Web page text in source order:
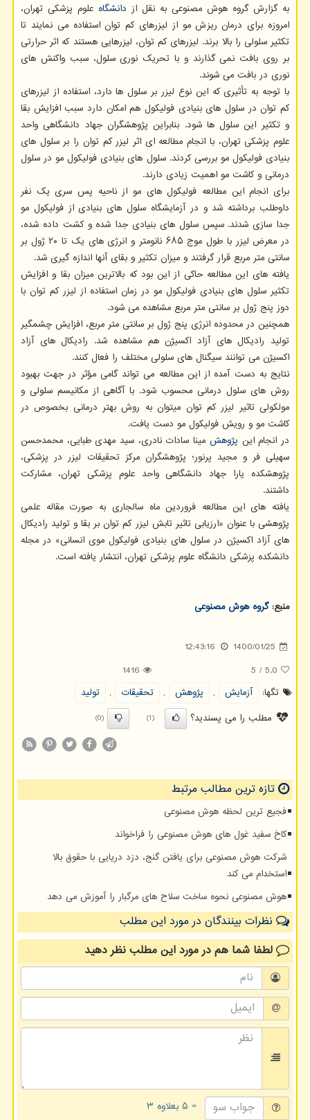
به گزارش گروه هوش مصنوعی به نقل از دانشگاه علوم پزشکی تهران،
امروزه برای درمان ریزش مو از لیزرهای کم توان استفاده می نمایند تا
تکثیر سلولی را بالا برند. لیزرهای کم توان، لیزرهایی هستند که اثر حرارتی
بر روی بافت نمی گذارند و با تحریک نوری سلول، سبب واکنش های
نوری در بافت می شوند.
با توجه به تأثیری که این نوع لیزر بر سلول ها دارد، استفاده از لیزرهای
کم توان در سلول های بنیادی فولیکول هم امکان دارد سبب افزایش بقا
و تکثیر این سلول ها شود. بنابراین پژوهشگران جهاد دانشگاهی واحد
علوم پزشکی تهران، با انجام مطالعه ای اثر لیزر کم توان را بر سلول های
بنیادی فولیکول مو بررسی کردند. سلول های بنیادی فولیکول مو در سلول
درمانی و کاشت مو اهمیت زیادی دارند.
برای انجام این مطالعه فولیکول های مو از ناحیه پس سری یک نفر
داوطلب برداشته شد و در آزمایشگاه سلول های بنیادی از فولیکول مو
جدا سازی شدند. سپس سلول های بنیادی جدا شده و کشت داده شده،
در معرض لیزر با طول موج ۶۸۵ نانومتر و انرژی های یک تا ۲۰ ژول بر
سانتی متر مربع قرار گرفتند و میزان تکثیر و بقای آنها اندازه گیری شد.
یافته های این مطالعه حاکی از این بود که بالاترین میزان بقا و افزایش
تکثیر سلول های بنیادی فولیکول مو در زمان استفاده از لیزر کم توان با
دوز پنج ژول بر سانتی متر مربع مشاهده می شود.
همچنین در محدوده انرژی پنج ژول بر سانتی متر مربع، افزایش چشمگیر
تولید رادیکال های آزاد اکسیژن هم مشاهده شد. رادیکال های آزاد
اکسیژن می توانند سیگنال های سلولی مختلف را فعال کنند.
نتایج به دست آمده از این مطالعه می تواند گامی مؤثر در جهت بهبود
روش های سلول درمانی محسوب شود. با آگاهی از مکانیسم سلولی و
مولکولی تاثیر لیزر کم توان میتوان به روش بهتر درمانی بخصوص در
کاشت مو و رویش فولیکول مو دست یافت.
در انجام این پژوهش مینا سادات نادری، سید مهدی طبایی، محمدحسن
سهیلی فر و مجید پرنور؛ پژوهشگران مرکز تحقیقات لیزر در پزشکی،
پژوهشکده یارا جهاد دانشگاهی واحد علوم پزشکی تهران، مشارکت
داشتند.
یافته های این مطالعه فروردین ماه سالجاری به صورت مقاله علمی
پژوهشی با عنوان «ارزیابی تاثیر تابش لیزر کم توان بر بقا و تولید رادیکال
های آزاد اکسیژن در سلول های بنیادی فولیکول موی انسانی» در مجله
دانشکده پزشکی دانشگاه علوم پزشکی تهران، انتشار یافته است.
منبع:گروه هوش مصنوعی
1400/01/25
12:43:16
5.0
/
5
1416
تگها:
آزمایش , پژوهش , تحقیقات ,
تولید
مطلب را می پسندید؟
(1)
(0)
تازه ترین مطالب مرتبط
فجیع ترین لحظه هوش مصنوعی
کاخ سفید غول های هوش مصنوعی را فراخواند
شرکت هوش مصنوعی برای یافتن گنج، دزد دریایی با حقوق بالا
استخدام می کند
هوش مصنوعی نحوه ساخت سلاح های مرگبار را آموزش می دهد
نظرات بینندگان در مورد این مطلب
لطفا شما همدر مورد این مطلبنظر دهید
= ۵ بعلاوه ۳